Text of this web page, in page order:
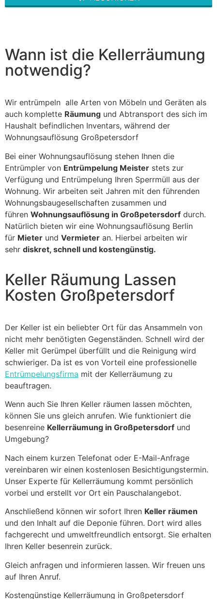
blank
Wann ist die Kellerräumung
notwendig?
Wir entrümpeln alle Arten von Möbeln und Geräten als
auch komplette Räumung und Abtransport des sich im
Haushalt befindlichen Inventars, während der
Wohnungsauflösung Großpetersdorf
Bei einer Wohnungsauflösung stehen Ihnen die
Entrümpler von Entrümpelung Meister stets zur
Verfügung und Entrümpelung Ihren Sperrmüll aus der
Wohnung. Wir arbeiten seit Jahren mit den führenden
Wohnungsbaugesellschaften zusammen und
führen Wohnungsauflösung in Großpetersdorf durch.
Natürlich bieten wir eine Wohnungsauflösung Berlin
für Mieter und Vermieter an. Hierbei arbeiten wir
sehr diskret, schnell und kostengünstig.
Keller Räumung Lassen
Kosten Großpetersdorf
Der Keller ist ein beliebter Ort für das Ansammeln von
nicht mehr benötigten Gegenständen. Schnell wird der
Keller mit Gerümpel überfüllt und die Reinigung wird
schwieriger. Da ist es von Vorteil eine professionelle
Entrümpelungsfirma mit der Kellerräumung zu
beauftragen.
Wenn auch Sie Ihren Keller räumen lassen möchten,
können Sie uns gleich anrufen. Wie funktioniert die
besenreine Kellerräumung in Großpetersdorf und
Umgebung?
Nach einem kurzen Telefonat oder E-Mail-Anfrage
vereinbaren wir einen kostenlosen Besichtigungstermin.
Unser Experte für Kellerräumung kommt persönlich
vorbei und erstellt vor Ort ein Pauschalangebot.
Anschließend können wir sofort Ihren Keller räumen
und den Inhalt auf die Deponie führen. Dort wird alles
fachgerecht und umweltfreundlich entsorgt. Sie erhalten
Ihren Keller besenrein zurück.
Gleich anfragen und informieren lassen. Wir freuen uns
auf Ihren Anruf.
Kostengünstige Kellerräumung in Großpetersdorf